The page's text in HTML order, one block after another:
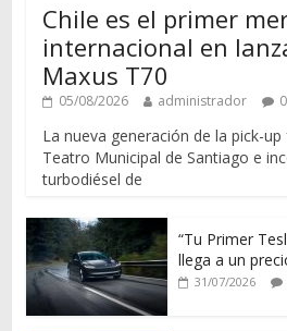
Chile es el primer
internacional en
Maxus T70
05/08/2026 administrador 0
La nueva generación de la pick-
Teatro Municipal de Santiago e
turbodiésel de
“Tu Primer
llega a un
31/07/2026